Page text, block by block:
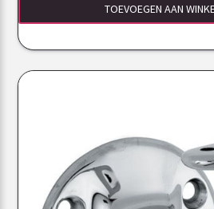
TOEVOEGEN AAN